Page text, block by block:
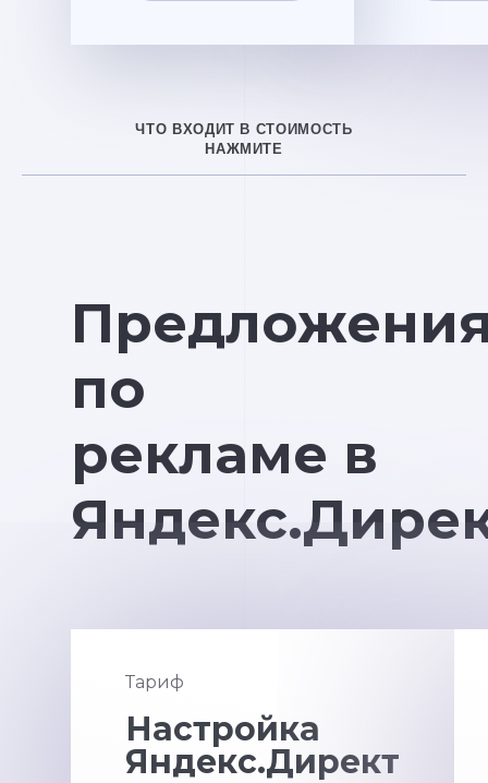
ЧТО ВХОДИТ В СТОИМОСТЬ
НАЖМИТЕ
по
рекламе в
Тариф
Настройка
Яндекс.Директ